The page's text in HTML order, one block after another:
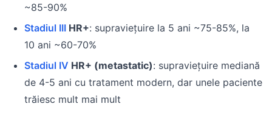
~85-90%
Stadiul III HR+: supraviețuire la 5 ani ~75-85%, la
10 ani ~60-70%
Stadiul IV HR+ (metastatic): supraviețuire mediană
de 4-5 ani cu tratament modern, dar unele paciente
trăiesc mult mai mult